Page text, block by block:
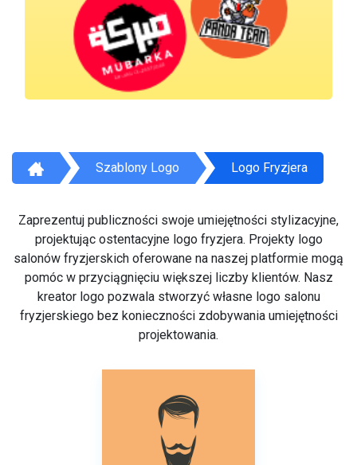
Szablony Logo Logo Fryzjera
Zaprezentuj publiczności swoje umiejętności stylizacyjne,
projektując ostentacyjne logo fryzjera. Projekty logo
salonów fryzjerskich oferowane na naszej platformie mogą
pomóc w przyciągnięciu większej liczby klientów. Nasz
kreator logo pozwala stworzyć własne logo salonu
fryzjerskiego bez konieczności zdobywania umiejętności
projektowania.